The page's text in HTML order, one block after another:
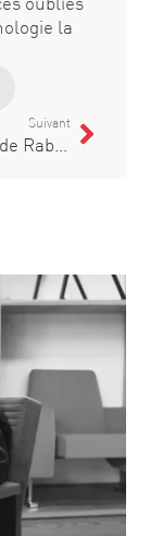
la
Suivant
Les stades de Rabat, pleinement opérationnels pendant la CAF, confirment leur fiabilité pour les grands événements sportifs